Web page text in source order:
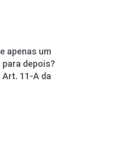
apenas um
para depois?
11-A da